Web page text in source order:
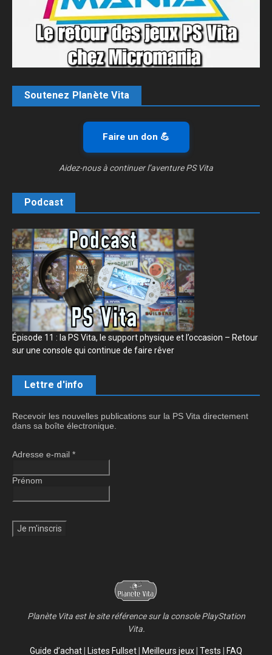
Soutenez Planète Vita
Faire un don 💪
Aidez-nous à continuer l’aventure PS Vita
Podcast
Épisode 11 : la PS Vita, le support physique et l’occasion – Retour
sur une console qui continue de faire rêver
Lettre d'info
Recevoir les nouvelles publications sur la PS Vita directement
dans sa boîte électronique.
Adresse e-mail *
Prénom
Planète Vita est le site référence sur la console PlayStation
Vita.
Guide d’achat| Listes Fullset| Meilleurs jeux| Tests | FAQ